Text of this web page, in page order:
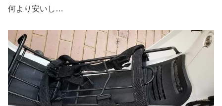
何より安いし…